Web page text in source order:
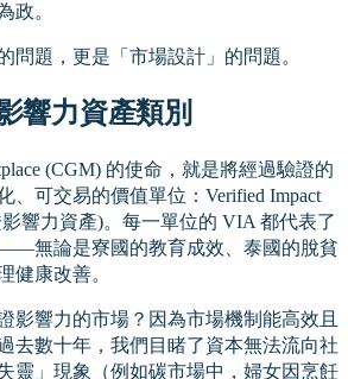
政。
問題，更是「市場設計」的問題。
響力資產類別
(CGM) 的使命，就是將經過驗證的
、可交易的價值單位：Verified Impact
響力資產)。每一單位的 VIA 都代表了
無論是寮國的教育成效、泰國的脫貧
健康改善。
影響力的市場？因為市場機制能高效且
去數十年，我們目睹了資本無法流向社
靈」現象（例如碳市場中，婦女因烹飪